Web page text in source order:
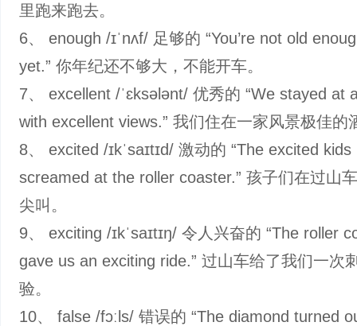
里跑来跑去。
6、 enough /ɪˈnʌf/ 足够的 “You’re not old
yet.” 你年纪还不够大，不能开车。
7、 excellent /ˈɛksələnt/ 优秀的 “We stayed at
with excellent views.” 我们住在一家风景极佳的
8、 excited /ɪkˈsaɪtɪd/ 激动的 “The excited kids
screamed at the roller coaster.” 孩子们在过山
尖叫。
9、 exciting /ɪkˈsaɪtɪŋ/ 令人兴奋的 “The roller
gave us an exciting ride.” 过山车给了我们一次
验。
10、 false /fɔːls/ 错误的 “The diamond turned